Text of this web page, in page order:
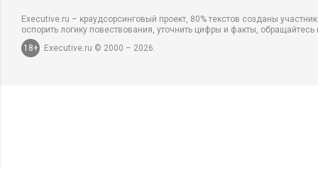
Executive.ru – краудсорсинговый проект, 80% текстов созданы
оспорить логику повествования, уточнить цифры и факты,
18+
Executive.ru © 2000 – 2026.